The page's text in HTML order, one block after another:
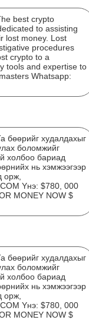
best crypto
to assisting
lost money. Lost
procedures
crypto to a
tools and expertise to
Whatsapp:
бөөрийг худалдахыг
боломжийг
холбоо бариад
нь хэмжээгээр
орж,
Yнэ: $780, 000
MONEY NOW $
бөөрийг худалдахыг
боломжийг
холбоо бариад
нь хэмжээгээр
орж,
Yнэ: $780, 000
MONEY NOW $